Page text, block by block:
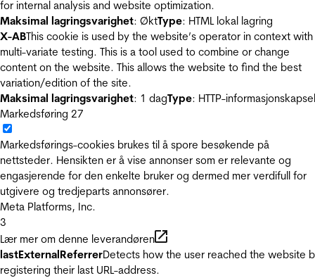
for internal analysis and website optimization.
Maksimal lagringsvarighet: ØktType: HTML lokal lagring
X-ABThis cookie is used by the website’s operator in context with
multi-variate testing. This is a tool used to combine or change
content on the website. This allows the website to find the best
variation/edition of the site.
Maksimal lagringsvarighet: 1 dagType: HTTP-informasjonskapsel
Markedsføring 27
Markedsførings-cookies brukes til å spore besøkende på
nettsteder. Hensikten er å vise annonser som er relevante og
engasjerende for den enkelte bruker og dermed mer verdifull for
utgivere og tredjeparts annonsører.
Meta Platforms, Inc.
3
Lær mer om denne leverandøren
lastExternalReferrerDetects how the user reached the website
registering their last URL-address.